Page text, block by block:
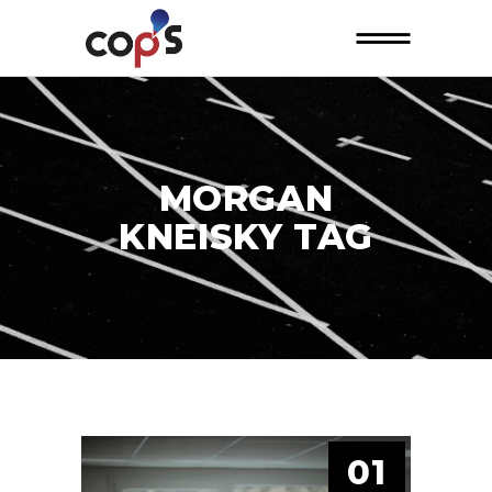
MORGAN
KNEISKY TAG
01